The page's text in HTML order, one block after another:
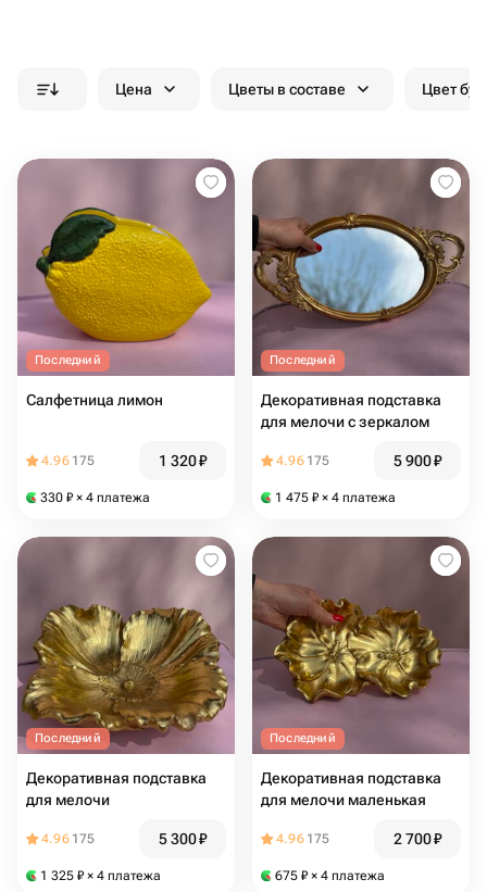
Цена Цветы в составе Цвет
Последний
Салфетница лимон
4.96 175 1 320₽
330 ₽ × 4 платежа
Последний
Декоративная подставка
для мелочи с зеркалом
4.96 175 5 900₽
1 475 ₽ × 4 платежа
Последний
Декоративная подставка
для мелочи
4.96 175 5 300₽
1 325 ₽ × 4 платежа
Последний
Декоративная подставка
для мелочи маленькая
4.96 175 2 700₽
675 ₽ × 4 платежа